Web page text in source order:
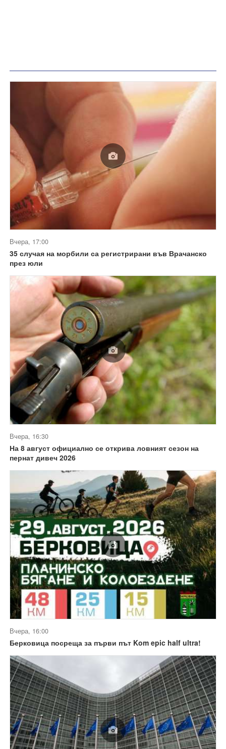
Вчера, 17:00
35 случая на морбили са регистрирани във Врачанско
през юли
Вчера, 16:30
На 8 август официално се открива ловният сезон на
пернат дивеч 2026
Вчера, 16:00
Берковица посреща за първи път Kom epic half ultra!